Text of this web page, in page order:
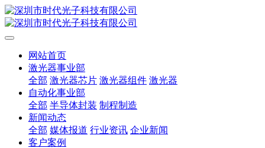
网站首页
激光器事业部
全部 激光器芯片 激光器组件 激光器
自动化事业部
全部 半导体封装 制程制造
新闻动态
全部 媒体报道 行业资讯 企业新闻
客户案例